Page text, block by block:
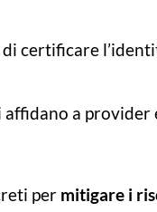
certificare
affidano a
per mitigare i